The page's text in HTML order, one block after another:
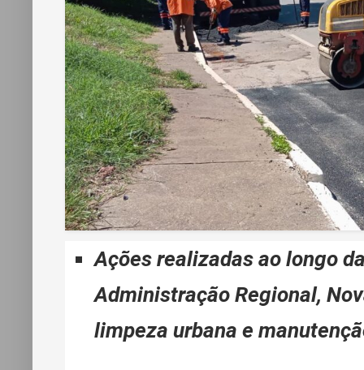
Ações realizadas ao longo
Administração Regional,
limpeza urbana e